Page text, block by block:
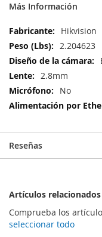
Más Información
Más
Información
Hikvision
2.204623
2.8mm
No
Reseñas
Artículos relacionados
Comprueba los
seleccionar todo